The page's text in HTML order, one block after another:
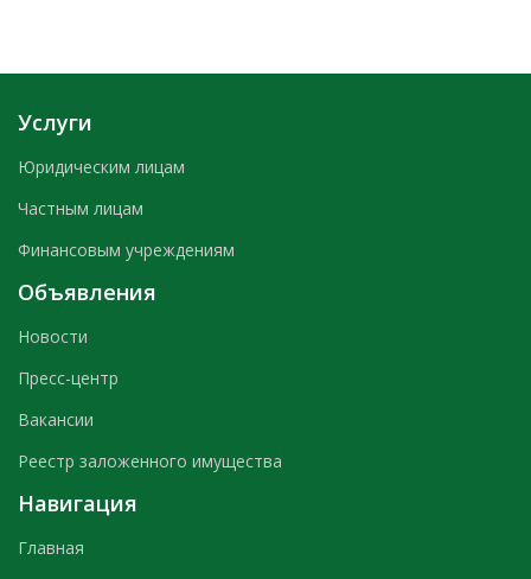
Услуги
Юридическим лицам
Частным лицам
Финансовым учреждениям
Объявления
Новости
Пресс-центр
Вакансии
Реестр заложенного имущества
Навигация
Главная